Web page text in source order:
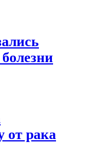
от рака